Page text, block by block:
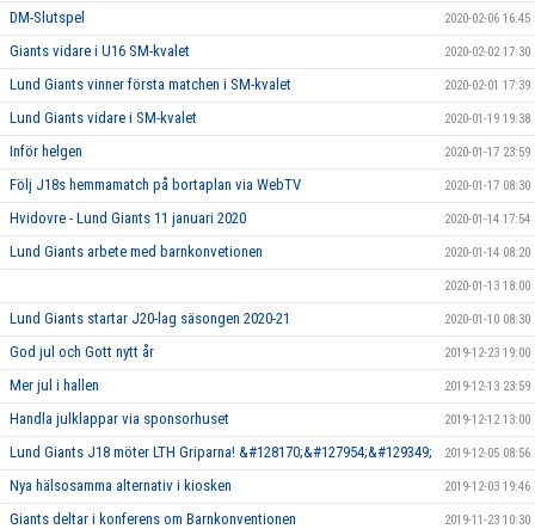
DM-Slutspel 2020-02-06 16:45
Giants vidare i U16 SM-kvalet 2020-02-02 17:30
Lund Giants vinner första matchen i SM-kvalet 2020-02-01 17:39
Lund Giants vidare i SM-kvalet 2020-01-19 19:38
Inför helgen 2020-01-17 23:59
Följ J18s hemmamatch på bortaplan via WebTV 2020-01-17 08:30
Hvidovre - Lund Giants 11 januari 2020 2020-01-14 17:54
Lund Giants arbete med barnkonvetionen 2020-01-14 08:20
2020-01-13 18:00
Lund Giants startar J20-lag säsongen 2020-21 2020-01-10 08:30
God jul och Gott nytt år 2019-12-23 19:00
Mer jul i hallen 2019-12-13 23:59
Handla julklappar via sponsorhuset 2019-12-12 13:00
Lund Giants J18 möter LTH Griparna! &#128170;&#127954;&#129349; 2019-12-05 08:56
Nya hälsosamma alternativ i kiosken 2019-12-03 19:46
Giants deltar i konferens om Barnkonventionen 2019-11-23 10:30